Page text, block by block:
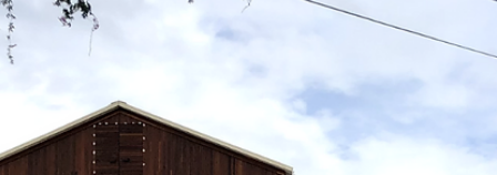
hsprecisao
3 de dez. de 2021
2 min de leitura